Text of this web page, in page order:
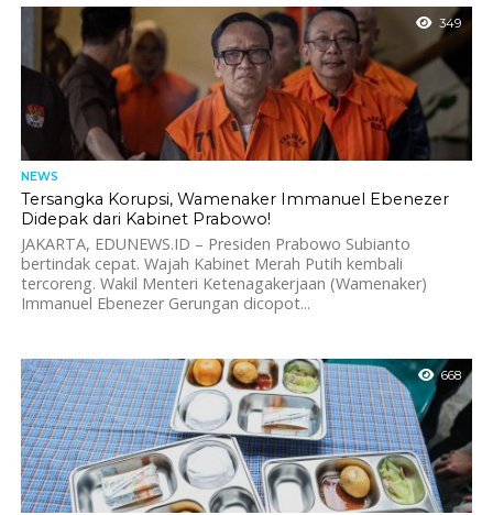
349
NEWS
Tersangka Korupsi, Wamenaker Immanuel Ebenezer
Didepak dari Kabinet Prabowo!
JAKARTA, EDUNEWS.ID – Presiden Prabowo Subianto
bertindak cepat. Wajah Kabinet Merah Putih kembali
tercoreng. Wakil Menteri Ketenagakerjaan (Wamenaker)
Immanuel Ebenezer Gerungan dicopot...
668